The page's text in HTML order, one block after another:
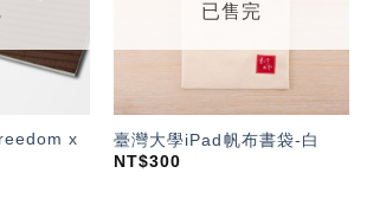
x
已售完
臺灣大學iPad帆布書袋-白
NT$300